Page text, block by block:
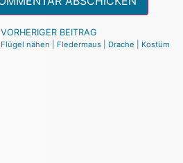
VORHERIGER BEITRAG
Flügel nähen | Fledermaus | Drache | Kostüm